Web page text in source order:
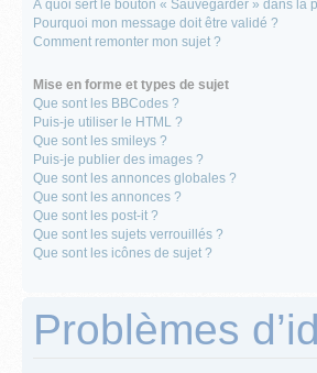
À quoi sert le bouton « Sauvegarder » dans la
Pourquoi mon message doit être validé ?
Comment remonter mon sujet ?
Mise en forme et types de sujet
Que sont les BBCodes ?
Puis-je utiliser le HTML ?
Que sont les smileys ?
Puis-je publier des images ?
Que sont les annonces globales ?
Que sont les annonces ?
Que sont les post-it ?
Que sont les sujets verrouillés ?
Que sont les icônes de sujet ?
Problèmes